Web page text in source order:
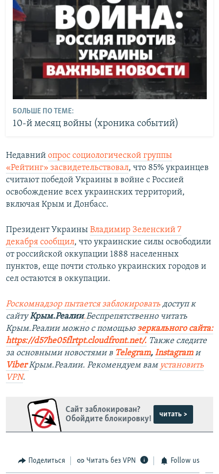
БОЛЬШЕ ПО ТЕМЕ:
10-й месяц войны (хроника событий)
Недавний опрос социологической группы
«Рейтинг» засвидетельствовал, что 85% украинцев
считают победой Украины в войне с Россией
освобождение всех украинских территорий,
включая Крым и Донбасс.
Президент Украины Владимир Зеленский 7
декабря сообщил, что украинские силы освободили
от российской оккупации 1888 населенных
пунктов, еще почти столько украинских городов и
сел остаются в оккупации.
Роскомнадзор пытается заблокировать доступ к
сайтуКрым.Реалии.Беспрепятственно читать
Крым.Реалии можно с помощью зеркального сайта:
https://d57he05flrtpt.cloudfront.net/. Также следите
за основными новостями в Telegram, Instagramи
ViberКрым.Реалии. Рекомендуем вам установить
VPN.
Сайт заблокирован?
Обойдите блокировку!
читать >
Поделиться Читать без VPN Follow us